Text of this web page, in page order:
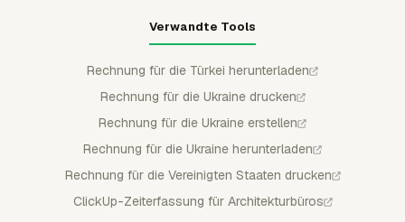
Verwandte Tools
Rechnung für die Türkei herunterladen
Rechnung für die Ukraine drucken
Rechnung für die Ukraine erstellen
Rechnung für die Ukraine herunterladen
Rechnung für die Vereinigten Staaten drucken
ClickUp-Zeiterfassung für Architekturbüros